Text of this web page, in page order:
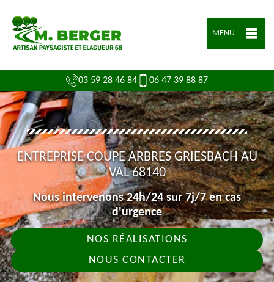
MENU
03 59 28 46 84 06 47 39 88 87
ENTREPRISE COUPE ARBRES GRIESBACH AU
VAL 68140
Nous intervenons 24h/24 sur 7j/7 en cas
d'urgence
NOS RÉALISATIONS
NOUS CONTACTER